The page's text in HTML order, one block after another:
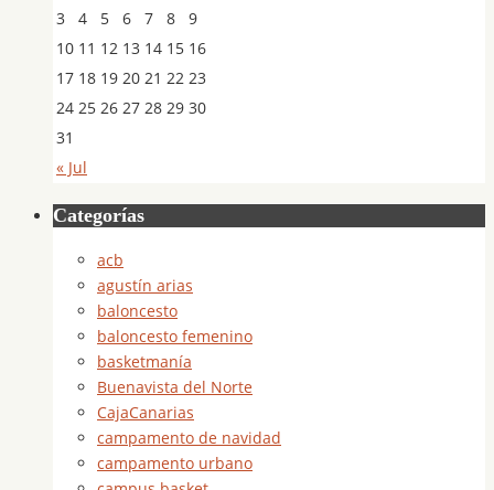
« Jul
3
4 5 6 7 8
9
10 11 12 13 14 15 16
17 18 19 20 21 22 23
24 25 26 27 28 29 30
31
Categorías
acb
agustín arias
baloncesto
baloncesto femenino
basketmanía
Buenavista del Norte
CajaCanarias
campamento de navidad
campamento urbano